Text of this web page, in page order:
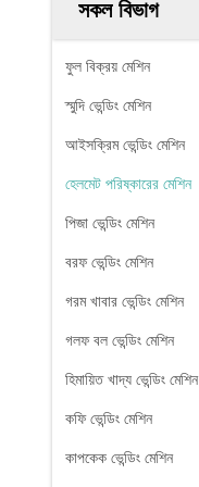
সকল বিভাগ
ফুল বিক্রয় মেশিন
স্মুদি ভেন্ডিং মেশিন
আইসক্রিম ভেন্ডিং মেশিন
হেলমেট পরিষ্কারের মেশিন
পিজা ভেন্ডিং মেশিন
বরফ ভেন্ডিং মেশিন
গরম খাবার ভেন্ডিং মেশিন
গলফ বল ভেন্ডিং মেশিন
হিমায়িত খাদ্য ভেন্ডিং মেশিন
কফি ভেন্ডিং মেশিন
কাপকেক ভেন্ডিং মেশিন